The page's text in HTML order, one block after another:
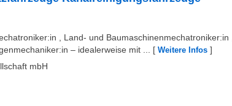
, Land- und Baumaschinenmechatroniker:in ,
– idealerweise mit ...
[ Weitere Infos ]
mbH